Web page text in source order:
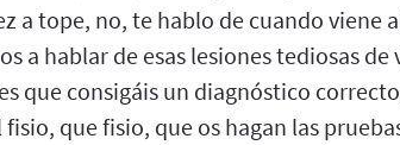
a tope, no, te hablo de cuando viene
a hablar de esas lesiones tediosas
que consigáis un diagnóstico
que fisio, que os hagan las